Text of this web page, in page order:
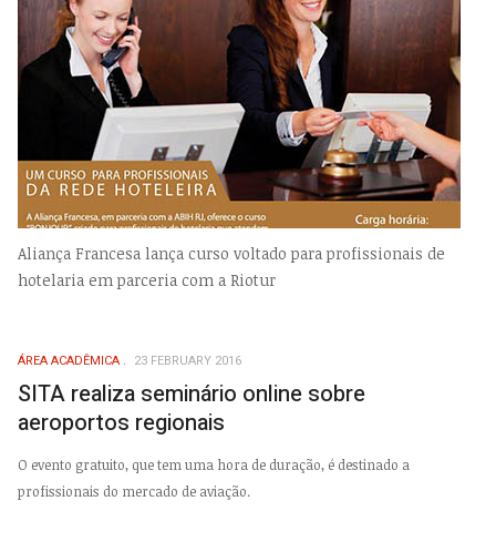
Aliança Francesa lança curso voltado para profissionais de
hotelaria em parceria com a Riotur
ÁREA ACADÊMICA 23 FEBRUARY 2016
SITA realiza seminário online sobre
aeroportos regionais
O evento gratuito, que tem uma hora de duração, é destinado a
profissionais do mercado de aviação.